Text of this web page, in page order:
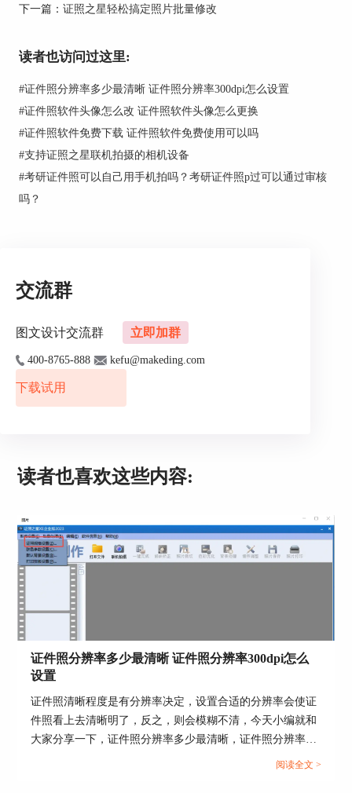
证件照进行色彩优化、背景处理、细节调整等修改。
如果你没有现成的照片样本，可以使用证照之星的“
能进行现场拍摄。 用证件相片制作软件制作出你所需要的照片效
接了打印机，也可直接点击“照片打印”按钮打印证件照。总之证
下一篇： 证照之星轻松搞定照片批量修改
读者也访问过这里:
#证件照分辨率多少最清晰 证件照分辨率300dpi怎么设置
#证件照软件头像怎么改 证件照软件头像怎么更换
#证件照软件免费下载 证件照软件免费使用可以吗
#支持证照之星联机拍摄的相机设备
#考研证件照可以自己用手机拍吗？考研证件照p过可以通过审核
吗？
交流群
图文设计交流群 立即加群
400-8765-888 kefu@makeding.com
下载试用
读者也喜欢这些内容:
证件照分辨率多少最清晰 证件照分辨率300dpi怎么
设置
证件照清晰程度是有分辨率决定，设置合适的分辨率会使证
件照看上去清晰明了，反之，则会模糊不清，今天小编就和
大家分享一下，证件照分辨率多少最清晰，证件照分辨率
阅读全文 >